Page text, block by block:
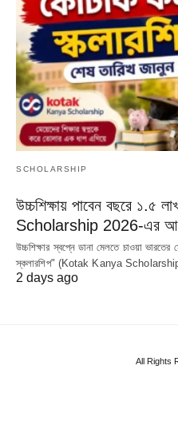
SCHOLARSHIP
উচ্চশিক্ষায় পাবেন বছরে ১.৫
Scholarship 2026-এর
উচ্চশিক্ষার স্বপ্নে ডানা মেলতে চাওয়া
স্কলারশিপ" (Kotak Kanya
2 days ago
All Rights